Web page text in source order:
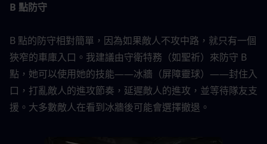
B 點防守
B 點的防守相對簡單，因為如果敵人不攻中路，就只有一個
狹窄的車庫入口。我建議由守衛特務（如聖祈）來防守 B
點，她可以使用她的技能——冰牆（屏障靈球）——封住入
口，打亂敵人的進攻節奏，延遲敵人的進攻，並等待隊友支
援。大多數敵人在看到冰牆後可能會選擇撤退。